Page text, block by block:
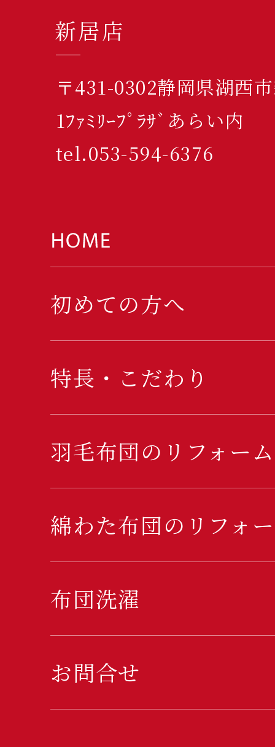
新居店
〒431-0302静岡県湖西
1ﾌｧﾐﾘｰﾌﾟﾗｻﾞあらい内
tel.053-594-6376
初めての方へ
特長・こだわり
羽毛布団のリフォーム
綿わた布団のリフォ
布団洗濯
お問合せ